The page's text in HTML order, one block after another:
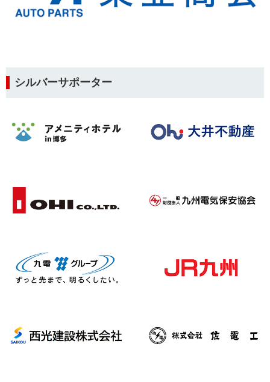
シルバーサポーター